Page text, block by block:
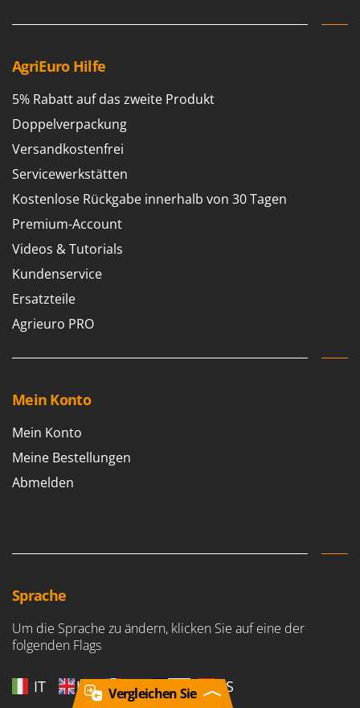
AgriEuro Hilfe
5% Rabatt auf das zweite Produkt
Doppelverpackung
Versandkostenfrei
Servicewerkstätten
Kostenlose Rückgabe innerhalb von 30 Tagen
Premium-Account
Videos & Tutorials
Kundenservice
Ersatzteile
Agrieuro PRO
Mein Konto
Mein Konto
Meine Bestellungen
Abmelden
Sprache
Um die Sprache zu ändern, klicken Sie auf eine der
folgenden Flags
IT UK FR DE ES
Vergleichen Sie